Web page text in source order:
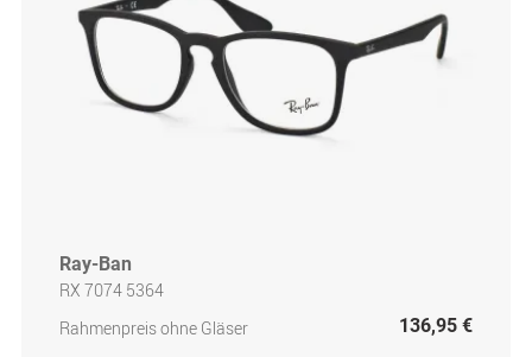
Ray-Ban
RX 7074 5364
Rahmenpreis ohne Gläser
136,95 €